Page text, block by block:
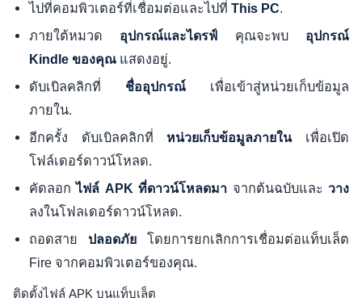
ไปที่คอมพิวเตอร์ที่เชื่อมต่อและไปที่ This PC.
ภายใต้หมวด อุปกรณ์และไดรฟ์ คุณจะพบ อุปกรณ์
Kindle ของคุณ แสดงอยู่.
ดับเบิลคลิกที่ ชื่ออุปกรณ์ เพื่อเข้าสู่หน่วยเก็บข้อมูล
ภายใน.
อีกครั้ง ดับเบิลคลิกที่ หน่วยเก็บข้อมูลภายในเพื่อเปิด
โฟล์เดอร์ดาวน์โหลด.
คัดลอกไฟล์ APK ที่ดาวน์โหลดมา จากต้นฉบับและวาง
ลงในโฟลเดอร์ดาวน์โหลด.
ถอดสาย ปลอดภัย โดยการยกเลิกการเชื่อมต่อแท็บเล็ต
Fire จากคอมพิวเตอร์ของคุณ.
ติดตั้งไฟล์ APK บนแท็บเล็ต